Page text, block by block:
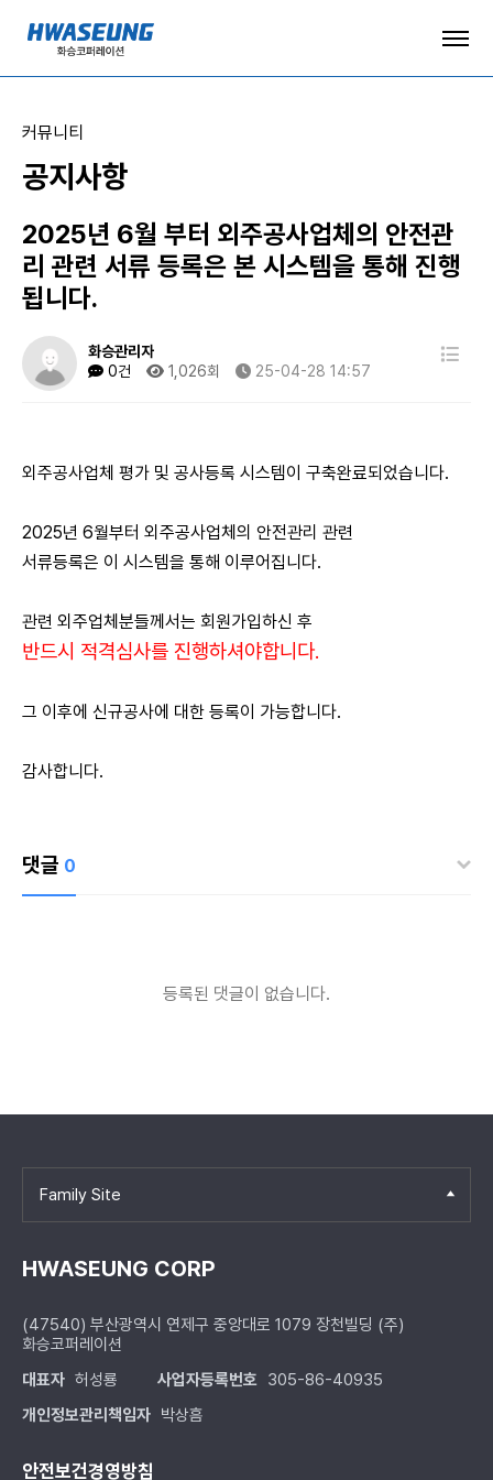
커뮤니티
공지사항
2025년 6월 부터 외주공사업체의 안전관
리 관련 서류 등록은 본 시스템을 통해 진행
됩니다.
화승관리자
0건
1,026회 25-04-28 14:57
외주공사업체 평가 및 공사등록 시스템이 구축완료되었습니다.
2025년 6월부터 외주공사업체의 안전관리 관련
서류등록은 이 시스템을 통해 이루어집니다.
관련 외주업체분들께서는 회원가입하신 후
반드시 적격심사를 진행하셔야합니다.
그 이후에 신규공사에 대한 등록이 가능합니다.
감사합니다.
댓글 0
등록된 댓글이 없습니다.
HWASEUNG CORP
Family Site
(47540) 부산광역시 연제구 중앙대로 1079 장천빌딩 (주)
화승코퍼레이션
대표자 허성룡 사업자등록번호 305-86-40935
개인정보관리책임자 박상흠
안전보건경영방침